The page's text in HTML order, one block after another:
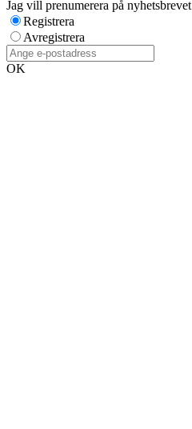
Jag vill prenumerera på nyhetsbrevet
Registrera
Avregistrera
OK